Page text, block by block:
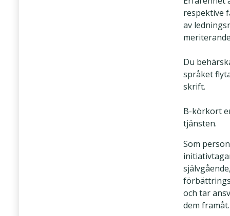
respektive
av
Du
språket
skrift.
B-körkort
tjänsten.
Som
och tar
dem framåt.